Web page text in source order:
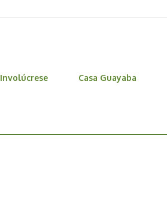
Involúcrese Casa Guayaba